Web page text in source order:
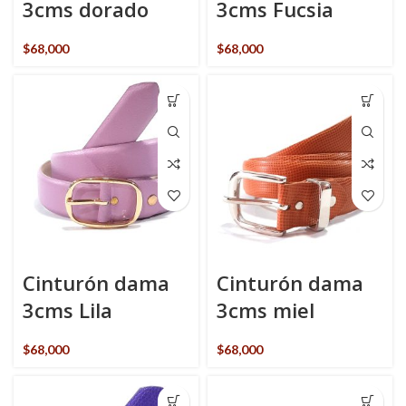
3cms dorado
$68,000
3cms Fucsia
$68,000
Cinturón dama
3cms Lila
$68,000
Cinturón dama
3cms miel
$68,000